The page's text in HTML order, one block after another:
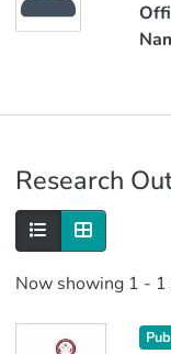
Research
Now showing 1 - 1